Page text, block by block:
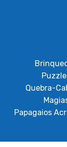
Quebra-
Papagaios